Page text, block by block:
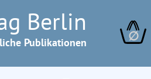
Berlin
Publikationen ∅